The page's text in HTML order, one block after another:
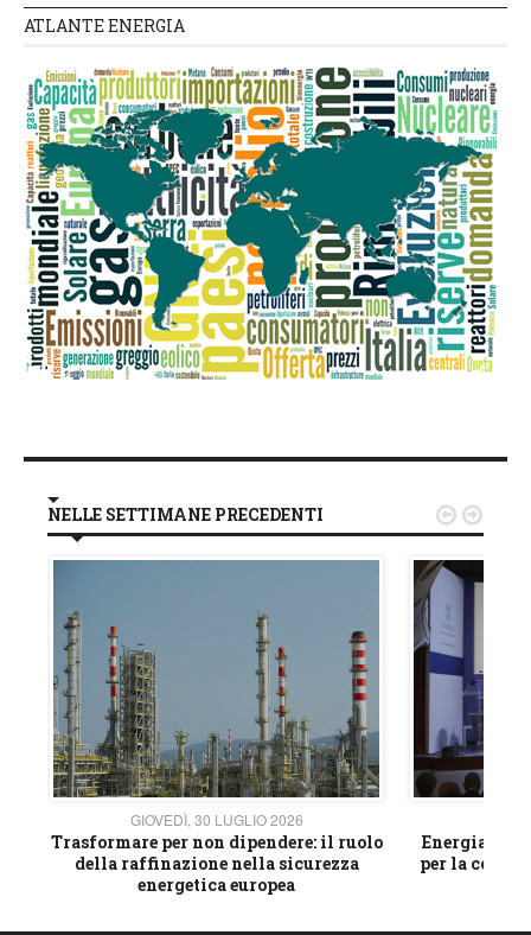
ATLANTE ENERGIA
NELLE SETTIMANE PRECEDENTI
GIOVEDÌ, 30 LUGLIO 2026
Trasformare per non dipendere: il ruolo
della raffinazione nella sicurezza
energetica europea
Energia e
per la
 